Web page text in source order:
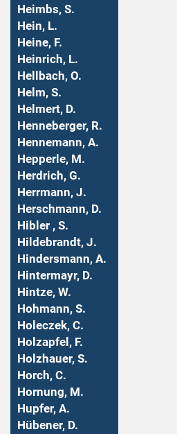
Heimbs, S.
Hein, L.
Heine, F.
Heinrich, L.
Hellbach, O.
Helm, S.
Helmert, D.
Henneberger, R.
Hennemann, A.
Hepperle, M.
Herdrich, G.
Herrmann, J.
Herschmann, D.
Hibler , S.
Hildebrandt, J.
Hindersmann, A.
Hintermayr, D.
Hintze, W.
Hohmann, S.
Holeczek, C.
Holzapfel, F.
Holzhauer, S.
Horch, C.
Hornung, M.
Hupfer, A.
Hübener, D.